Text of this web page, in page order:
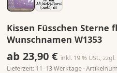
Kissen Füsschen Sterne
Wunschnamen W1353
ab 23,90 € inkl. 19 % USt.,
Lieferzeit: 11–13 Werktage ·